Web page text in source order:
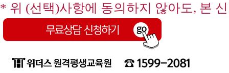
* 위 (선택)사항에 동의하지 않아도, 본